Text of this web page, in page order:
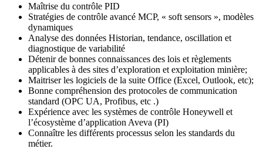
Maîtrise du contrôle PID
Stratégies de contrôle avancé MCP, « soft sensors », modèles
dynamiques
Analyse des données Historian, tendance, oscillation et
diagnostique de variabilité
Détenir de bonnes connaissances des lois et règlements
applicables à des sites d’exploration et exploitation minière;
Maitriser les logiciels de la suite Office (Excel, Outlook, etc);
Bonne compréhension des protocoles de communication
standard (OPC UA, Profibus, etc .)
Expérience avec les systèmes de contrôle Honeywell et
l’écosystème d’application Aveva (PI)
Connaître les différents processus selon les standards du
métier.